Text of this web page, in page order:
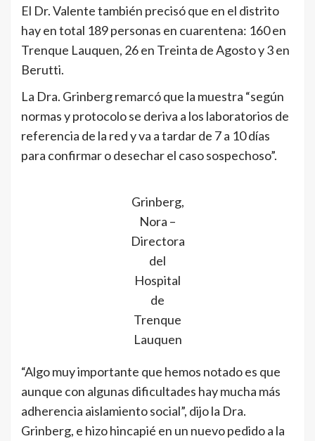
El Dr. Valente también precisó que en el distrito
hay en total 189 personas en cuarentena: 160 en
Trenque Lauquen, 26 en Treinta de Agosto y 3 en
Berutti.
La Dra. Grinberg remarcó que la muestra “según
normas y protocolo se deriva a los laboratorios de
referencia de la red y va a tardar de 7 a 10 días
para confirmar o desechar el caso sospechoso”.
Grinberg,
Nora –
Directora
del
Hospital
de
Trenque
Lauquen
“Algo muy importante que hemos notado es que
aunque con algunas dificultades hay mucha más
adherencia aislamiento social”, dijo la Dra.
Grinberg, e hizo hincapié en un nuevo pedido a la